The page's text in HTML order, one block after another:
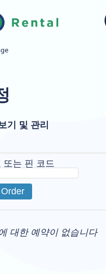
기 및 관리
또는 핀 코드
대한 예약이 없습니다